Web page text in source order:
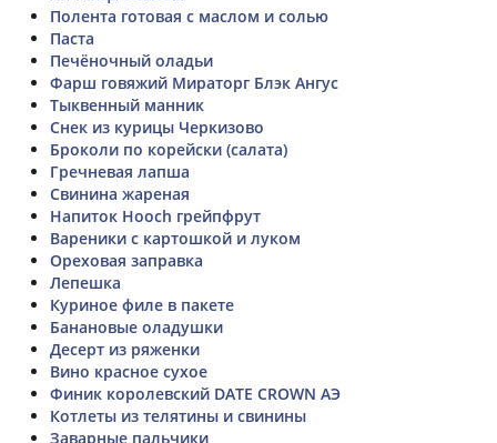
Полента готовая с маслом и солью
Паста
Печёночный оладьи
Фарш говяжий Мираторг Блэк Ангус
Тыквенный манник
Снек из курицы Черкизово
Броколи по корейски (салата)
Гречневая лапша
Свинина жареная
Напиток Hooch грейпфрут
Вареники с картошкой и луком
Ореховая заправка
Лепешка
Куриное филе в пакете
Банановые оладушки
Десерт из ряженки
Вино красное сухое
Финик королевский DATE CROWN АЭ
Котлеты из телятины и свинины
Заварные пальчики